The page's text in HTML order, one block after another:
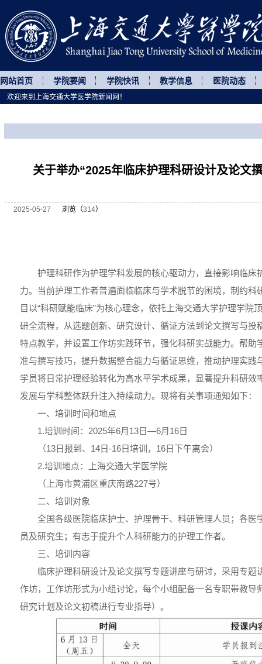
网站首页 学院要闻 学院快讯 教学信息 医院动态
关于举办“2025年临床护理科研设计及论文
2025-05-27 浏览（314）
护理科研作为护理学科发展的核心驱动力，直接影响临床
力。当前护理工作者普遍面临临床与学术脱节的困境，制约科
目以“科研赋能临床”为核心理念，依托上海交通大学护理学院
研全流程，从选题创新、研究设计、循证方法到论文撰写与投
特点教学，并设置工作坊实践环节，强化科研实战能力。帮助
准与撰写技巧，提升数据整合能力与循证思维，推动护理实践
学员将日常护理经验转化为高水平学术成果，显著提升科研效
发展与学科整体跃升注入持续动力。现将有关事项通知如下：
一、培训时间和地点
1.培训时间：2025年6月13日—6月16日
（13日报到、14日-16日培训，16日下午离会）
2.培训地点：上海交通大学医学院
（上海市黄浦区重庆南路227号）
二、培训对象
全国各级医院临床护士、护理骨干、科研管理人员；各医
员及研究生；有志于提升个人科研能力的护理工作者。
三、培训内容
临床护理科研设计及论文撰写专题讲座与研讨，采用专题
作坊，工作坊形式为小组讨论，每个小组配备一名专职带教导
研究计划及论文初稿进行专业指导）。
欢迎来到上海交通大学医学院新闻网！